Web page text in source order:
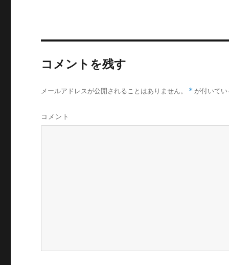
コメントを残す
メールアドレスが公開されることはありません。 * が付いて
コメント